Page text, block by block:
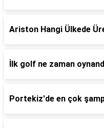
Ariston Hangi Ülkede
İlk golf ne zaman
Portekiz'de en çok